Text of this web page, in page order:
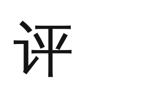
评